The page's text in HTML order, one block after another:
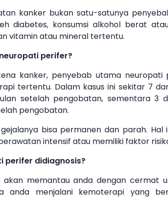
kanker bukan satu-satunya
diabetes, konsumsi alkohol berat
vitamin atau mineral tertentu.
perifer?
kanker, penyebab utama
tertentu. Dalam kasus ini sekitar 7
setelah pengobatan, sementara 3
pengobatan.
bisa permanen dan parah. Hal
intensif atau memiliki faktor
perifer didiagnosis?
akan memantau anda dengan cermat
anda menjalani kemoterapi yang